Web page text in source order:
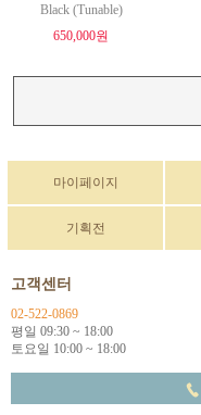
Black (Tunable)
650,000원
마이페이지
기획전
고객센터
02-522-0869
평일 09:30 ~ 18:00
토요일 10:00 ~ 18:00